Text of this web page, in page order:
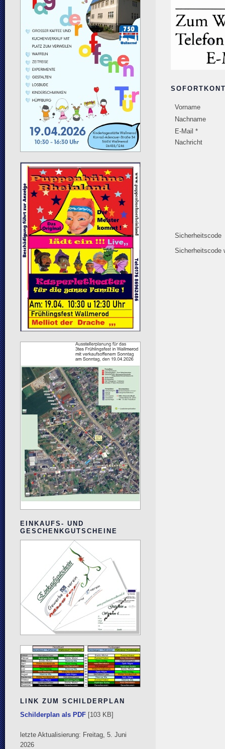
Vorname
Nachname
E-Mail *
Nachricht
Sicherheitscode
Sicherheitscode
EINKAUFS- UND
GESCHENKGUTSCHEINE
LINK ZUM SCHILDERPLAN
Schilderplan als PDF [103 KB]
letzte Aktualisierung: Freitag, 5. Juni
2026